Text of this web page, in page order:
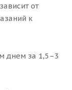
от
к
днем за 1,5–3